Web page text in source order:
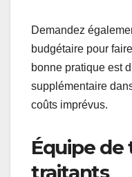
Demandez
budgétaire pour
bonne pratique est
supplémentaire
coûts imprévus.
Équipe de